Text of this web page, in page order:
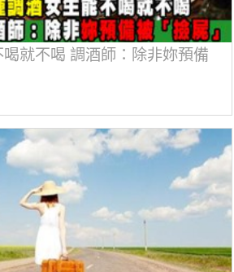
就不喝 調酒師：除非妳預備